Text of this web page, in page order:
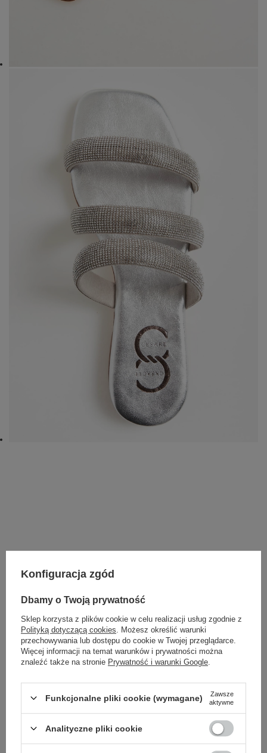
Konfiguracja zgód
Dbamy o Twoją prywatność
Sklep korzysta z plików cookie w celu realizacji usług zgodnie z
Polityką dotyczącą cookies . Możesz określić warunki
przechowywania lub dostępu do cookie w Twojej przeglądarce.
Więcej informacji na temat warunków i prywatności można
znaleźć także na stronie Prywatność i warunki Google
Funkcjonalne pliki cookie (wymagane)
Zawsze
aktywne
Analityczne pliki cookie